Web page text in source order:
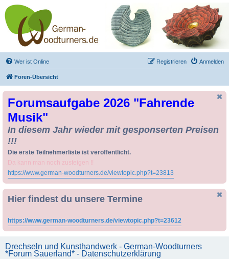
Drechseln und
Kunsthandwerk -
German-Woodturners
*Forum Sauerland*
Der Treffpunkt für Drechsler und Freunde des Kunsthandwerks
Wer ist Online Anmelden
Registrieren
Foren-Übersicht
Forumsaufgabe 2026 "Fahrende
Musik"
In diesem Jahr wieder mit gesponserten Preisen
!!!
Die erste Teilnehmerliste ist veröffentlicht.
Da kann man noch zusteigen !!
https://www.german-woodturners.de/viewtopic.php?t=23813
Hier findest du unsere Termine
https://www.german-woodturners.de/viewtopic.php?t=23612
Drechseln und Kunsthandwerk - German-Woodturners
*Forum Sauerland* - Datenschutzerklärung